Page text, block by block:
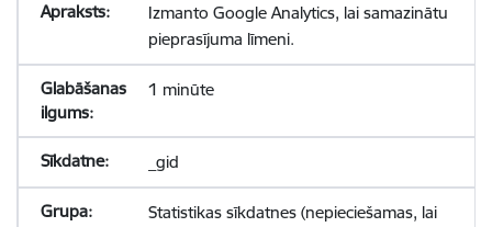
Izmanto Google Analytics, lai samazinātu
pieprasījuma līmeni.
1 minūte
_gid
Statistikas sīkdatnes (nepieciešamas, lai